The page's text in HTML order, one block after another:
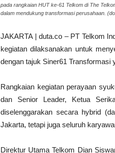
pada rangkaian HUT ke-61 Telkom di The
dalam mendukung transformasi perusahaan.
JAKARTA | duta.co – PT Telkom
kegiatan dilaksanakan untuk
dengan tajuk Siner61 Transformasi
Rangkaian kegiatan perayaan
dan Senior Leader, Ketua
diselenggarakan secara hybrid
Jakarta, tetapi juga seluruh
Direktur Utama Telkom Dian